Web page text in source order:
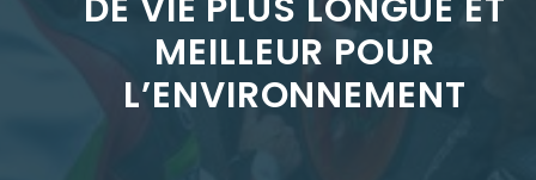
MEILLEUR POUR
L’ENVIRONNEMENT